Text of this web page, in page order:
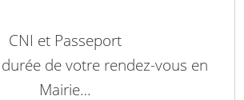
CNI et Passeport
durée de votre rendez-vous en
Mairie…